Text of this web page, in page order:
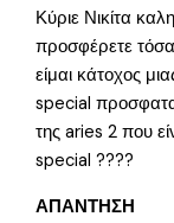
Κύριε Νικίτα
προσφέρετε
είμαι κάτοχος
special
της aries 2 που
special ????
ΑΠΑΝΤΗΣΗ